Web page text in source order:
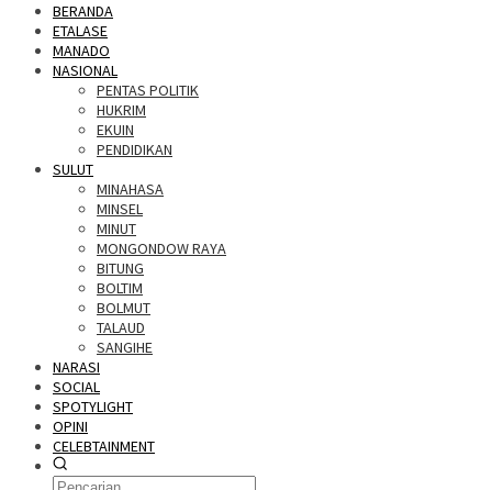
BERANDA
ETALASE
MANADO
NASIONAL
PENTAS POLITIK
HUKRIM
EKUIN
PENDIDIKAN
SULUT
MINAHASA
MINSEL
MINUT
MONGONDOW RAYA
BITUNG
BOLTIM
BOLMUT
TALAUD
SANGIHE
NARASI
SOCIAL
SPOTYLIGHT
OPINI
CELEBTAINMENT